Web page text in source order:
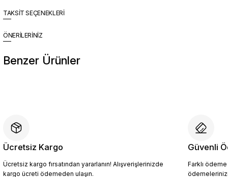
TAKSİT SEÇENEKLERİ
ÖNERİLERİNİZ
Benzer Ürünler
4.409,10 TL
4.899,00 TL
Sepete Ekle
Ücretsiz Kargo
Ücretsiz kargo fırsatından yararlanın! Alışverişlerinizde
kargo ücreti ödemeden ulaşın.
Güvenli
Farklı